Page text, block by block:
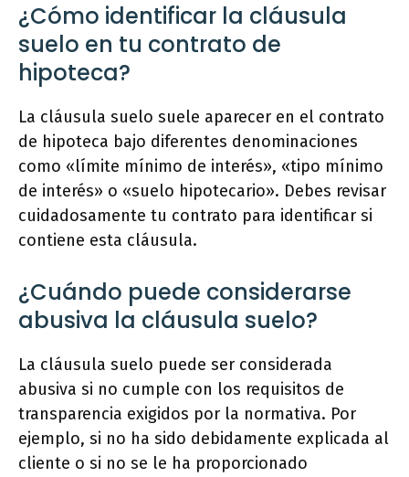
¿Cómo identificar la cláusula
suelo en tu contrato de
hipoteca?
La cláusula suelo suele aparecer en el contrato
de hipoteca bajo diferentes denominaciones
como «límite mínimo de interés», «tipo mínimo
de interés» o «suelo hipotecario». Debes revisar
cuidadosamente tu contrato para identificar si
contiene esta cláusula.
¿Cuándo puede considerarse
abusiva la cláusula suelo?
La cláusula suelo puede ser considerada
abusiva si no cumple con los requisitos de
transparencia exigidos por la normativa. Por
ejemplo, si no ha sido debidamente explicada al
cliente o si no se le ha proporcionado